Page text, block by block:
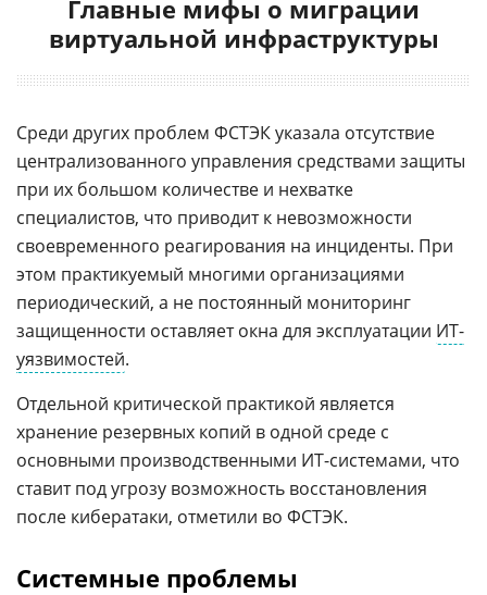
Главные мифы о миграции
виртуальной инфраструктуры
Cреди других проблем ФСТЭК указала отсутствие
централизованного управления средствами защиты
при их большом количестве и нехватке
специалистов, что приводит к невозможности
своевременного реагирования на инциденты. При
этом практикуемый многими организациями
периодический, а не постоянный мониторинг
защищенности оставляет окна для эксплуатации ИТ-
уязвимостей.
Отдельной критической практикой является
хранение резервных копий в одной среде с
основными производственными ИТ-системами, что
ставит под угрозу возможность восстановления
после кибератаки, отметили во ФСТЭК.
Системные проблемы